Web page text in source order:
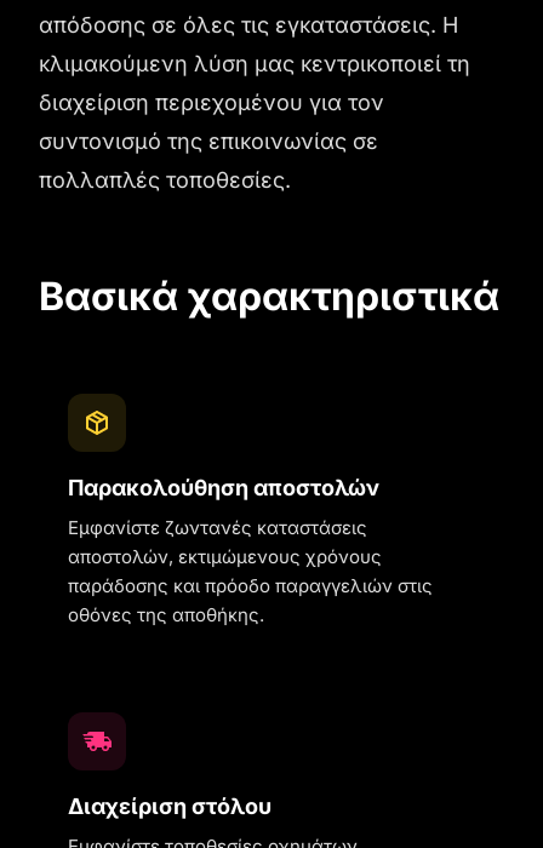
απόδοσης σε όλες τις εγκαταστάσεις. Η
κλιμακούμενη λύση μας κεντρικοποιεί τη
διαχείριση περιεχομένου για τον
συντονισμό της επικοινωνίας σε
πολλαπλές τοποθεσίες.
Βασικά χαρακτηριστικά
Παρακολούθηση αποστολών
Εμφανίστε ζωντανές καταστάσεις
αποστολών, εκτιμώμενους χρόνους
παράδοσης και πρόοδο παραγγελιών στις
οθόνες της αποθήκης.
Διαχείριση στόλου